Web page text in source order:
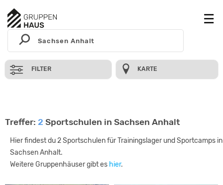
FILTER KARTE
Treffer: 2 Sportschulen in Sachsen Anhalt
Hier findest du 2 Sportschulen für Trainingslager und Sportcamps in
Sachsen Anhalt.
Weitere Gruppenhäuser gibt es hier.